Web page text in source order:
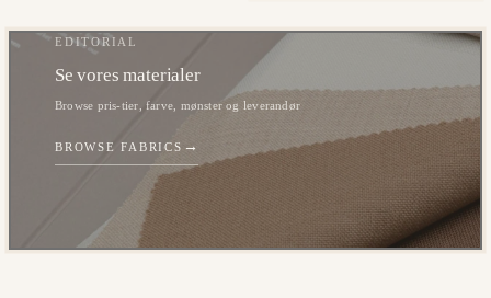
EDITORIAL
Se vores materialer
Browse pris-tier, farve, mønster og leverandør
BROWSE FABRICS →